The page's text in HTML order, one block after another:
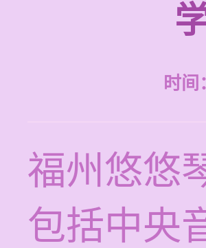
时间
福州悠悠
包括中央